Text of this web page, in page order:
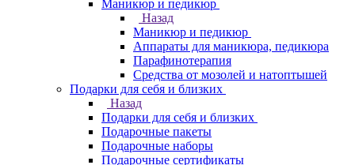
Маникюр и педикюр
Назад
Маникюр и педикюр
Аппараты для маникюра, педикюра
Парафинотерапия
Средства от мозолей и натоптышей
Подарки для себя и близких
Назад
Подарки для себя и близких
Подарочные пакеты
Подарочные наборы
Подарочные сертификаты